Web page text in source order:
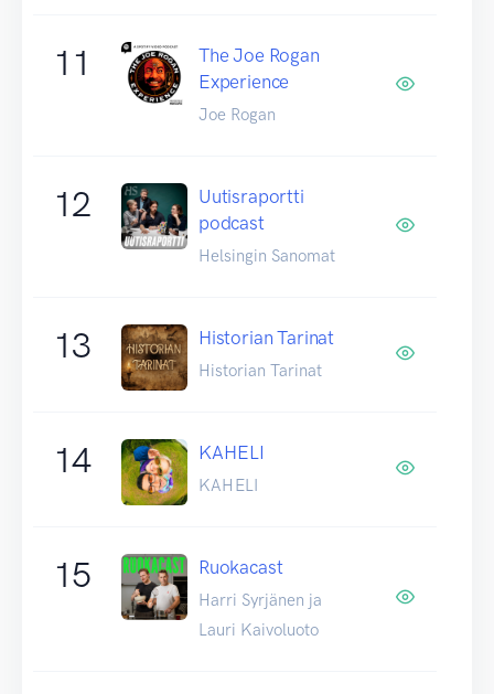
11
The Joe Rogan
Experience
Joe Rogan
12
Uutisraportti
podcast
Helsingin Sanomat
13 Historian Tarinat
Historian Tarinat
14 KAHELI
KAHELI
15 Ruokacast
Harri Syrjänen ja
Lauri Kaivoluoto